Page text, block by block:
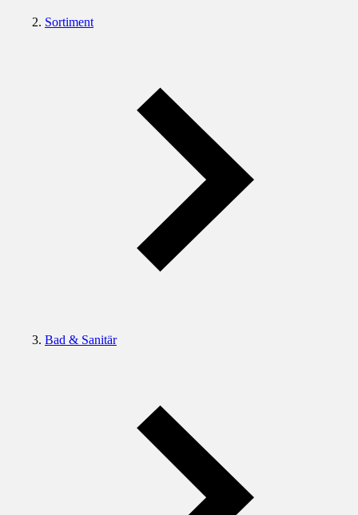
Sortiment
Bad & Sanitär